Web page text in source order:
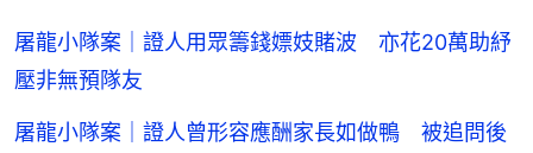
屠龍小隊案｜證人用眾籌錢嫖妓賭波 亦花20萬助紓
壓非無預隊友
屠龍小隊案｜證人曾形容應酬家長如做鴨 被追問後